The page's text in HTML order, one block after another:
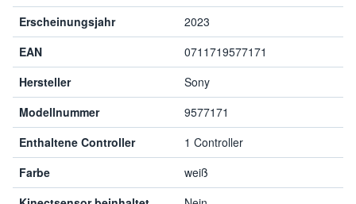
Erscheinungsjahr
2023
EAN
0711719577171
Hersteller
Sony
Modellnummer
9577171
Enthaltene Controller
1 Controller
Farbe
weiß